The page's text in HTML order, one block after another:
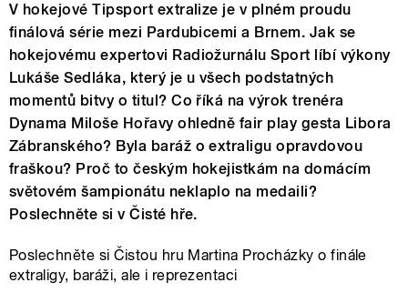
V hokejové Tipsport extralize je v plném proudu
finálová série mezi Pardubicemi a Brnem. Jak se
hokejovému expertovi Radiožurnálu Sport líbí výkony
Lukáše Sedláka, který je u všech podstatných
momentů bitvy o titul? Co říká na výrok trenéra
Dynama Miloše Hořavy ohledně fair play gesta Libora
Zábranského? Byla baráž o extraligu opravdovou
fraškou? Proč to českým hokejistkám na domácím
světovém šampionátu neklaplo na medaili?
Poslechněte si v Čisté hře.
Poslechněte si Čistou hru Martina Procházky o finále
extraligy, baráži, ale i reprezentaci